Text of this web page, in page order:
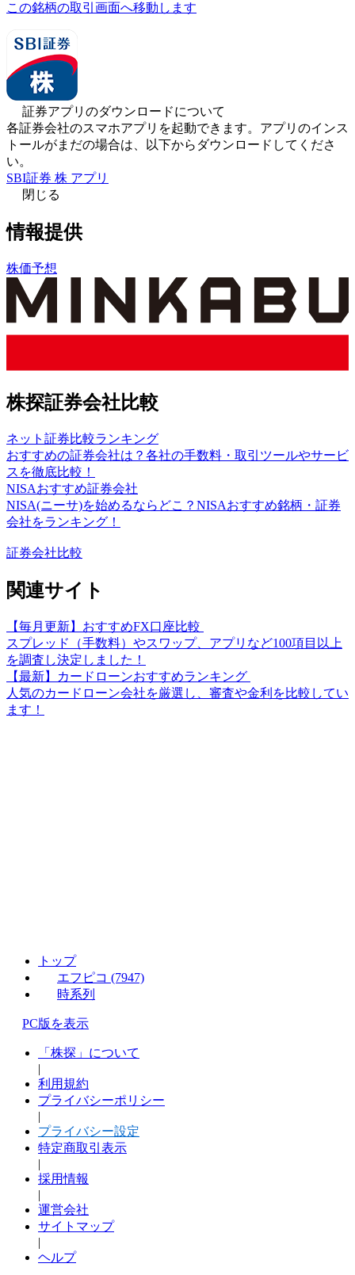
この銘柄の取引画面へ移動します
証券アプリのダウンロードについて
各証券会社のスマホアプリを起動できます。アプリのインス
トールがまだの場合は、以下からダウンロードしてくださ
い。
SBI証券 株 アプリ
閉じる
情報提供
株価予想
株探証券会社比較
ネット証券比較ランキング
おすすめの証券会社は？各社の手数料・取引ツールやサービ
スを徹底比較！
NISAおすすめ証券会社
NISA(ニーサ)を始めるならどこ？NISAおすすめ銘柄・証券
会社をランキング！
証券会社比較
関連サイト
【毎月更新】おすすめFX口座比較
スプレッド（手数料）やスワップ、アプリなど100項目以上
を調査し決定しました！
【最新】カードローンおすすめランキング
人気のカードローン会社を厳選し、審査や金利を比較してい
ます！
トップ
エフピコ (7947)
時系列
PC版を表示
「株探」について
|
利用規約
プライバシーポリシー
|
プライバシー設定
特定商取引表示
|
採用情報
|
運営会社
サイトマップ
|
ヘルプ